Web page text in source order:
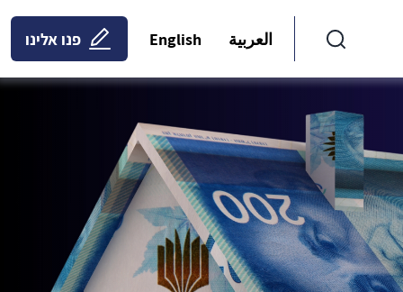
العربية English פנו אלינו